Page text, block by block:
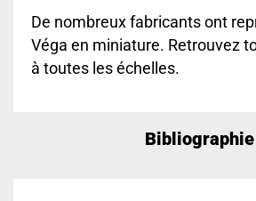
De nombreux fabricants ont
Véga en miniature. Retrouvez
à toutes les échelles.
Bibliographie